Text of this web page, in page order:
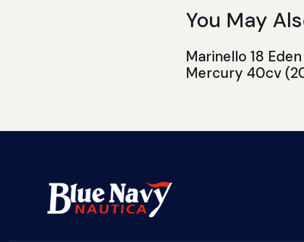
You May
Marinello 18
Mercury 40cv